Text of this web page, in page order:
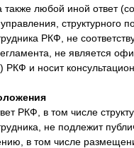
также любой иной ответ
структурного
РКФ, не
не является
РКФ и носит
РКФ, в том числе
не подлежит
в том числе